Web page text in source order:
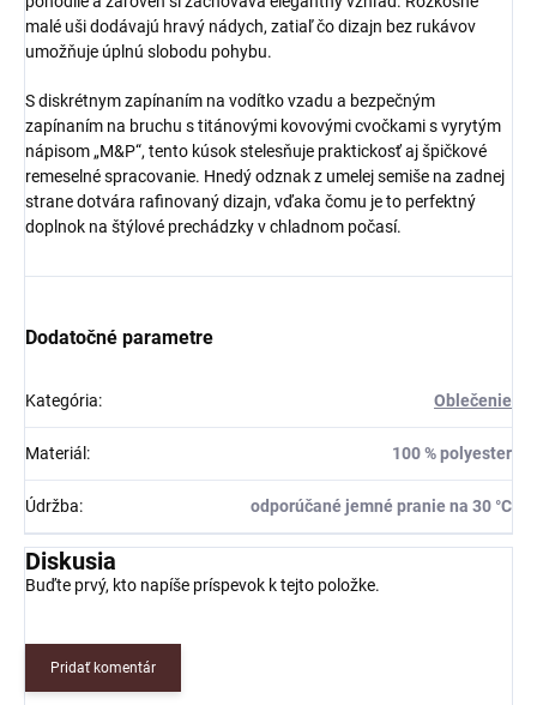
malé uši dodávajú hravý nádych, zatiaľ čo dizajn bez rukávov
umožňuje úplnú slobodu pohybu.
S diskrétnym zapínaním na vodítko vzadu a bezpečným
zapínaním na bruchu s titánovými kovovými cvočkami s vyrytým
nápisom „M&P“, tento kúsok stelesňuje praktickosť aj špičkové
remeselné spracovanie. Hnedý odznak z umelej semiše na zadnej
strane dotvára rafinovaný dizajn, vďaka čomu je to perfektný
doplnok na štýlové prechádzky v chladnom počasí.
Dodatočné parametre
Kategória: Oblečenie
Materiál : 100 % polyester
Údržba: odporúčané jemné pranie na 30 °C
Diskusia
Buďte prvý, kto napíše príspevok k tejto položke.
Pridať komentár